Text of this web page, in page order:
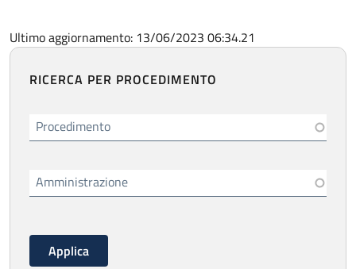
Ultimo aggiornamento: 13/06/2023 06:34.21
RICERCA PER PROCEDIMENTO
Procedimento
Amministrazione